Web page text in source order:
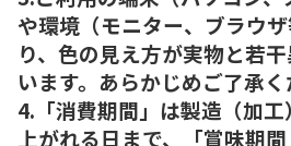
や環境（モニター、ブラウ
り、色の見え方が実物と若
います。あらかじめご了承く
4.「消費期間」は製造（加
上がれる日まで、「賞味期間